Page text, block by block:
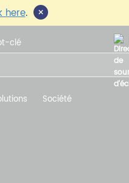
here. ×
clé
Société